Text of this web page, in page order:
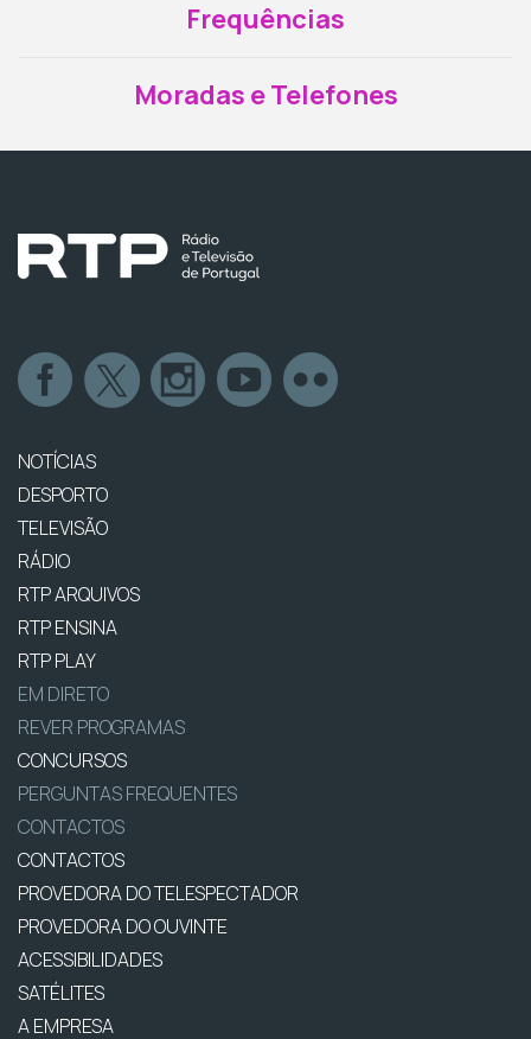
Frequências
Moradas e Telefones
NOTÍCIAS
DESPORTO
TELEVISÃO
RÁDIO
RTP ARQUIVOS
RTP ENSINA
RTP PLAY
EM DIRETO
REVER PROGRAMAS
CONCURSOS
PERGUNTAS FREQUENTES
CONTACTOS
CONTACTOS
PROVEDORA DO TELESPECTADOR
PROVEDORA DO OUVINTE
ACESSIBILIDADES
SATÉLITES
A EMPRESA